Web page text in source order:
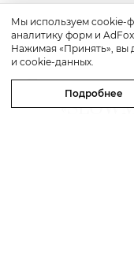
Бьюти-
Мы используем cookie-
аналитику форм и
Нажимая «Принять», вы
и cookie-данных.
Подробнее